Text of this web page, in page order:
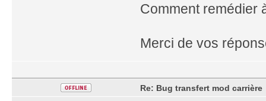
Comment remédier
Merci de vos
Re: Bug transfert mod carrière